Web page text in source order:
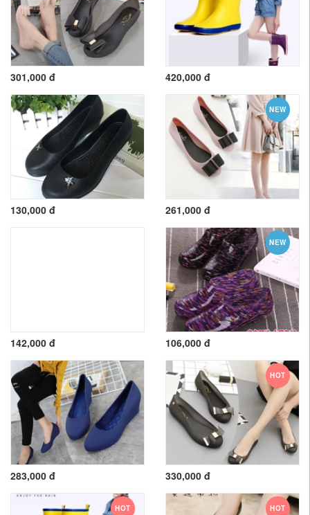
301,000 đ 420,000 đ
130,000 đ
NEW
261,000 đ
142,000 đ
NEW
106,000 đ
283,000 đ
HOT
330,000 đ
HOT HOT